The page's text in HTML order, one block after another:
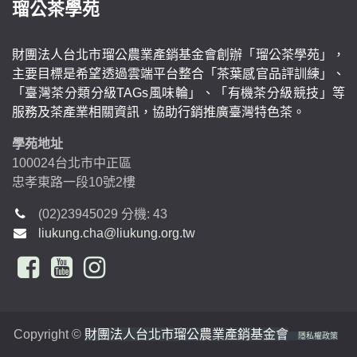
瑠公茶學苑
財團法人台北市瑠公農業產銷基金會創辦「瑠公茶學苑」，
主要目標是希望透過雲端平台整合「茶葉感官品評訓練」、
「臺灣茶分類分級TAGs風味輪」、「有機茶分級競技」等
服務及茶產業相關資訊，協助行銷推廣臺灣特色茶。
學苑地址
100024台北市中正區
忠孝東路一段10號2樓
(02)23945029 分機: 43
liukung.cha@liukung.org.tw
Copyright © 財團法人台北市瑠公農業產銷基金會 隱私權政策